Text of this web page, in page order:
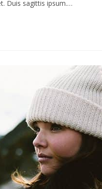
Duis sagittis ipsum.…